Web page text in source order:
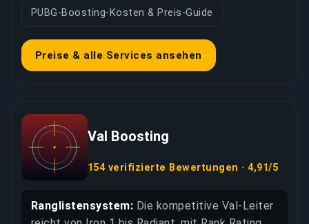
PUBG-Boosting-Kosten & Preis-Guide
Preise & alle Services ansehen
Val Boosting
154 verifizierte Bewertungen · 4,91/5
Ranglistensystem: Die kompetitive Val-Leiter